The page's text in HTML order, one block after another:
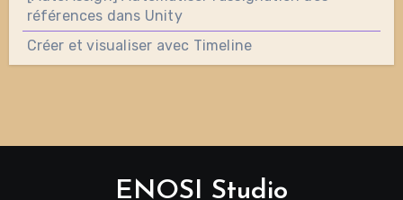
références dans Unity
Créer et visualiser avec Timeline
ENOSI Studio